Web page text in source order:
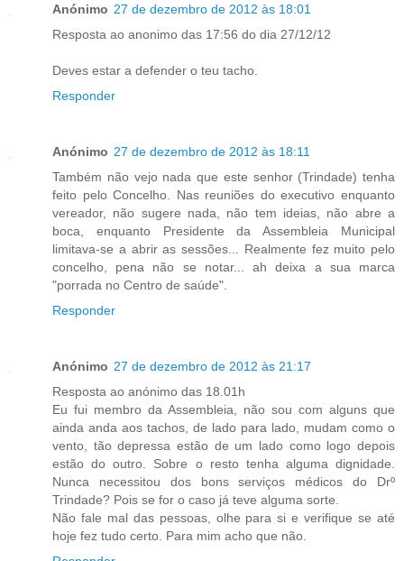
Anónimo 27 de dezembro de 2012 às 18:01
Resposta ao anonimo das 17:56 do dia 27/12/12
Deves estar a defender o teu tacho.
Responder
Anónimo 27 de dezembro de 2012 às 18:11
Também não vejo nada que este senhor (Trindade) tenha
feito pelo Concelho. Nas reuniões do executivo enquanto
vereador, não sugere nada, não tem ideias, não abre a
boca, enquanto Presidente da Assembleia Municipal
limitava-se a abrir as sessões... Realmente fez muito pelo
concelho, pena não se notar... ah deixa a sua marca
"porrada no Centro de saúde".
Responder
Anónimo 27 de dezembro de 2012 às 21:17
Resposta ao anónimo das 18.01h
Eu fui membro da Assembleia, não sou com alguns que
ainda anda aos tachos, de lado para lado, mudam como o
vento, tão depressa estão de um lado como logo depois
estão do outro. Sobre o resto tenha alguma dignidade.
Nunca necessitou dos bons serviços médicos do Drº
Trindade? Pois se for o caso já teve alguma sorte.
Não fale mal das pessoas, olhe para si e verifique se até
hoje fez tudo certo. Para mim acho que não.